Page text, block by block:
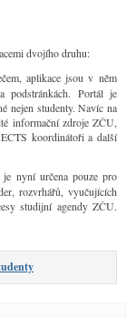
dvojího druhu:
aplikace jsou v něm
podstránkách. Portál je
nejen studenty. Navíc na
informační zdroje ZČU,
koordinátoři a další
nyní určena pouze pro
rozvrhářů, vyučujících
studijní agendy ZČU.